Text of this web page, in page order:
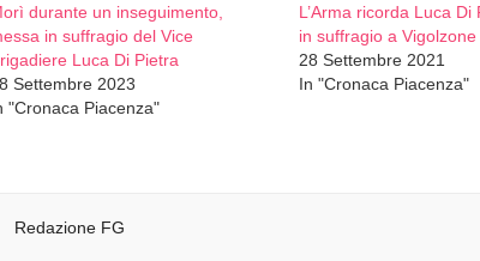
durante un inseguimento,
in suffragio del Vice
Luca Di Pietra
Settembre 2023
"Cronaca Piacenza"
L’Arma ricorda Luca Di
in suffragio a Vigolzone
28 Settembre 2021
In "Cronaca Piacenza"
Redazione FG